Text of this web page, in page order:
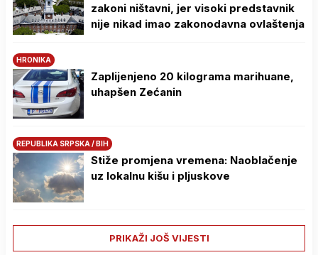
zakoni ništavni, jer visoki predstavnik
nije nikad imao zakonodavna ovlaštenja
HRONIKA
Zaplijenjeno 20 kilograma marihuane,
uhapšen Zećanin
REPUBLIKA SRPSKA / BIH
Stiže promjena vremena: Naoblačenje
uz lokalnu kišu i pljuskove
PRIKAŽI JOŠ VIJESTI